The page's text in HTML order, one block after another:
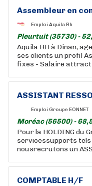
Assembleur en
Emploi Aquila Rh
Pleurtuit (35730) -
Aquila RH à Dinan,
ses clients un profil
fixes - Salaire
ASSISTANT
Emploi Groupe EONNET
Moréac (56500) -
Pour la HOLDING du
servicessupports tels
nousrecrutons un
COMPTABLE H/F